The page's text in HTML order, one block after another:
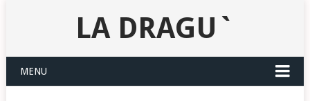
LA DRAGU`
MENU